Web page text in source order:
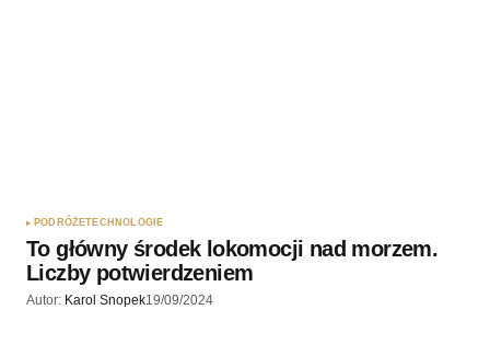
PODRÓŻETECHNOLOGIE
To główny środek lokomocji nad morzem.
Liczby potwierdzeniem
Autor: Karol Snopek19/09/2024